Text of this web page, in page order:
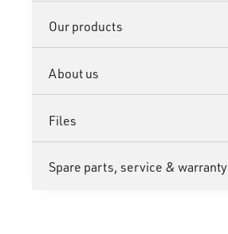
Our products
About us
Files
Spare parts, service & warranty